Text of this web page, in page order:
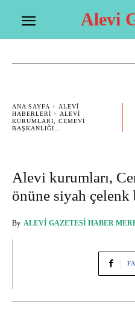
Alevi
ANA SAYFA
ALEVI
HABERLERI
ALEVI
KURUMLARI, CEMEVI
BAŞKANLIĞI...
Alevi kurumları,
önüne siyah çelenk
By ALEVI GAZETESI HABER